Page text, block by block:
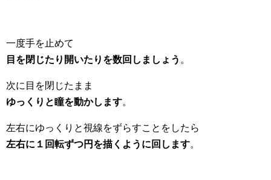
一度手を止めて
目を閉じたり開いたりを数回しましょう 。
次に目を閉じたまま
ゆっくりと瞳を動かします。
左右にゆっくりと視線をずらすことをしたら
左右に１回転ずつ円を描くように回します。